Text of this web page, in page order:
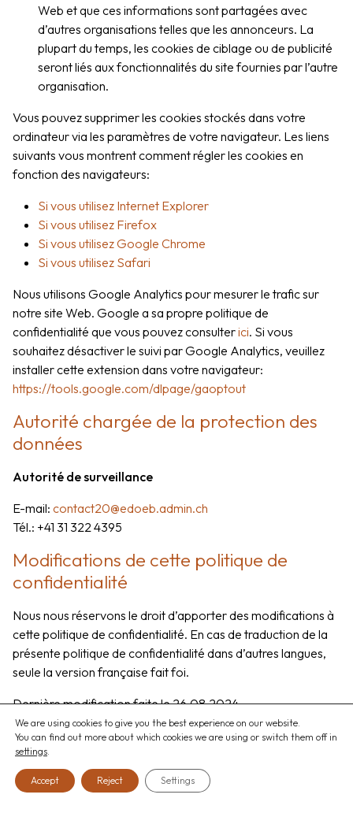
Web et que ces informations sont partagées avec
d’autres organisations telles que les annonceurs. La
plupart du temps, les cookies de ciblage ou de publicité
seront liés aux fonctionnalités du site fournies par l’autre
organisation.
Vous pouvez supprimer les cookies stockés dans votre
ordinateur via les paramètres de votre navigateur. Les liens
suivants vous montrent comment régler les cookies en
fonction des navigateurs:
Si vous utilisez Internet Explorer
Si vous utilisez Firefox
Si vous utilisez Google Chrome
Si vous utilisez Safari
Nous utilisons Google Analytics pour mesurer le trafic sur
notre site Web. Google a sa propre politique de
confidentialité que vous pouvez consulterici. Si vous
souhaitez désactiver le suivi par Google Analytics, veuillez
installer cette extension dans votre navigateur:
https://tools.google.com/dlpage/gaoptout
Autorité chargée de la protection des
données
Autorité de surveillance
E-mail: contact20@edoeb.admin.ch
Tél.: +41 31 322 4395
Modifications de cette politique de
confidentialité
Nous nous réservons le droit d’apporter des modifications à
cette politique de confidentialité. En cas de traduction de la
présente politique de confidentialité dans d’autres langues,
seule la version française fait foi.
Dernière modification faite le 26.08.2024.
We are using cookies to give you the best experience on our website.
You can find out more about which cookies we are using or switch them off in
settings.
Accept Reject Settings